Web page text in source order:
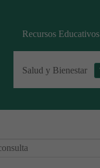
Recursos Educativos
Salud y Bienestar